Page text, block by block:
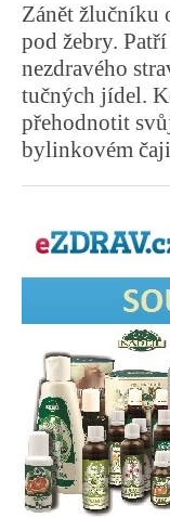
Zánět žlučníku
pod žebry.
nezdravého
tučných jídel.
přehodnotit
bylinkovém